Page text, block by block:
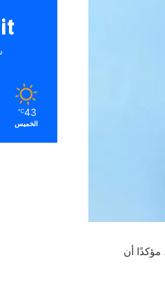
مؤكدًا أن
43
℃
الخميس